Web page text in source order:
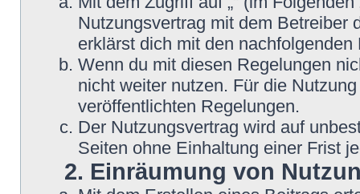
Nutzungsvertrag mit dem Betreiber
erklärst dich mit den
Wenn du mit diesen Regelungen
nicht weiter nutzen. Für die
veröffentlichten Regelungen.
Der Nutzungsvertrag wird auf
Seiten ohne Einhaltung einer Frist
2. Einräumung von